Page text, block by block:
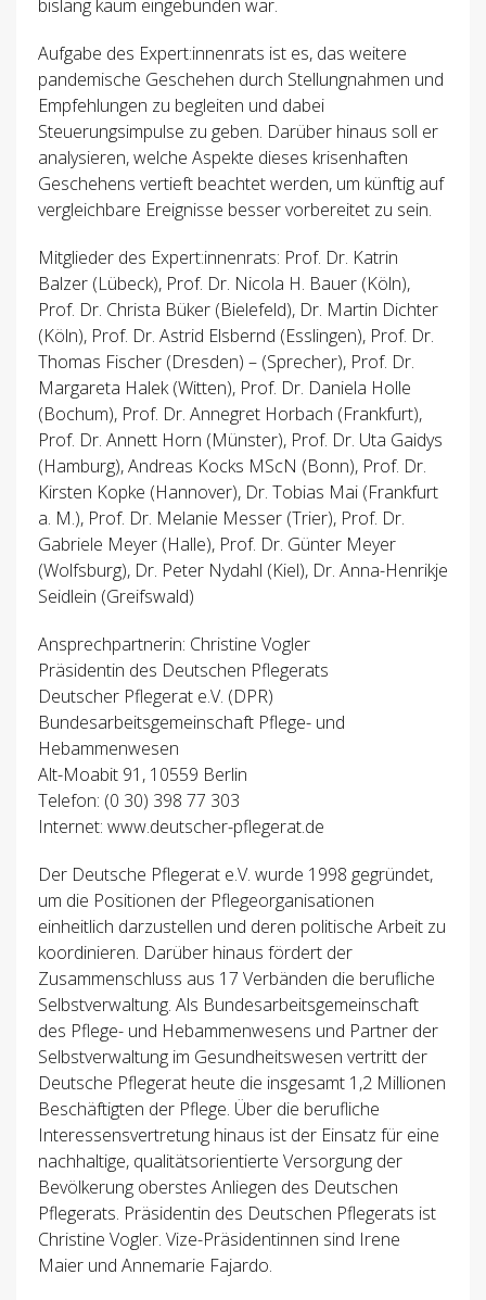
bislang kaum eingebunden war.
Aufgabe des Expert:innenrats ist es, das weitere
pandemische Geschehen durch Stellungnahmen und
Empfehlungen zu begleiten und dabei
Steuerungsimpulse zu geben. Darüber hinaus soll er
analysieren, welche Aspekte dieses krisenhaften
Geschehens vertieft beachtet werden, um künftig auf
vergleichbare Ereignisse besser vorbereitet zu sein.
Mitglieder des Expert:innenrats: Prof. Dr. Katrin
Balzer (Lübeck), Prof. Dr. Nicola H. Bauer (Köln),
Prof. Dr. Christa Büker (Bielefeld), Dr. Martin Dichter
(Köln), Prof. Dr. Astrid Elsbernd (Esslingen), Prof. Dr.
Thomas Fischer (Dresden) – (Sprecher), Prof. Dr.
Margareta Halek (Witten), Prof. Dr. Daniela Holle
(Bochum), Prof. Dr. Annegret Horbach (Frankfurt),
Prof. Dr. Annett Horn (Münster), Prof. Dr. Uta Gaidys
(Hamburg), Andreas Kocks MScN (Bonn), Prof. Dr.
Kirsten Kopke (Hannover), Dr. Tobias Mai (Frankfurt
a. M.), Prof. Dr. Melanie Messer (Trier), Prof. Dr.
Gabriele Meyer (Halle), Prof. Dr. Günter Meyer
(Wolfsburg), Dr. Peter Nydahl (Kiel), Dr. Anna-Henrikje
Seidlein (Greifswald)
Ansprechpartnerin: Christine Vogler
Präsidentin des Deutschen Pflegerats
Deutscher Pflegerat e.V. (DPR)
Bundesarbeitsgemeinschaft Pflege- und
Hebammenwesen
Alt-Moabit 91, 10559 Berlin
Telefon: (0 30) 398 77 303
Internet: www.deutscher-pflegerat.de
Der Deutsche Pflegerat e.V. wurde 1998 gegründet,
um die Positionen der Pflegeorganisationen
einheitlich darzustellen und deren politische Arbeit zu
koordinieren. Darüber hinaus fördert der
Zusammenschluss aus 17 Verbänden die berufliche
Selbstverwaltung. Als Bundesarbeitsgemeinschaft
des Pflege- und Hebammenwesens und Partner der
Selbstverwaltung im Gesundheitswesen vertritt der
Deutsche Pflegerat heute die insgesamt 1,2 Millionen
Beschäftigten der Pflege. Über die berufliche
Interessensvertretung hinaus ist der Einsatz für eine
nachhaltige, qualitätsorientierte Versorgung der
Bevölkerung oberstes Anliegen des Deutschen
Pflegerats. Präsidentin des Deutschen Pflegerats ist
Christine Vogler. Vize-Präsidentinnen sind Irene
Maier und Annemarie Fajardo.